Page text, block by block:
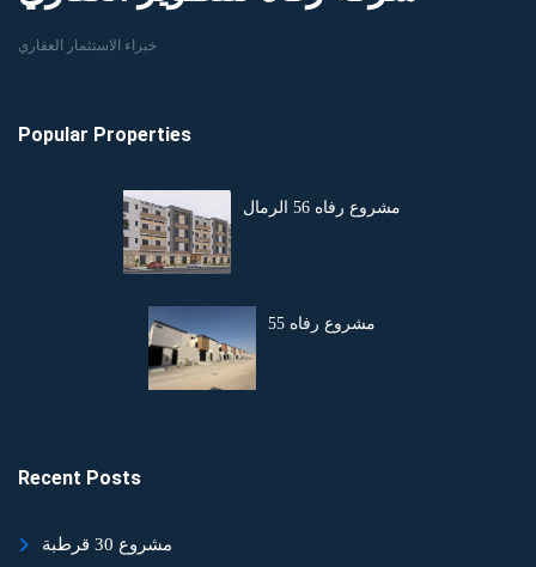
خبراء الاستثمار العقاري
Popular Properties
مشروع رفاه 56 الرمال
مشروع رفاه 55
Recent Posts
مشروع 30 قرطبة